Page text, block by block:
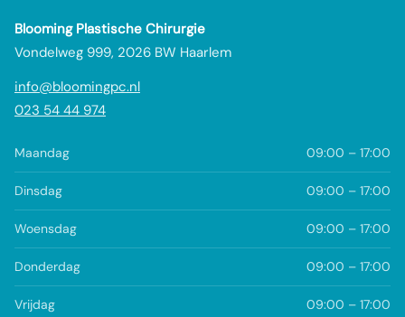
Blooming Plastische Chirurgie
Vondelweg 999, 2026 BW Haarlem
info@bloomingpc.nl
023 54 44 974
Maandag 09:00 – 17:00
Dinsdag 09:00 – 17:00
Woensdag 09:00 – 17:00
Donderdag 09:00 – 17:00
Vrijdag 09:00 – 17:00